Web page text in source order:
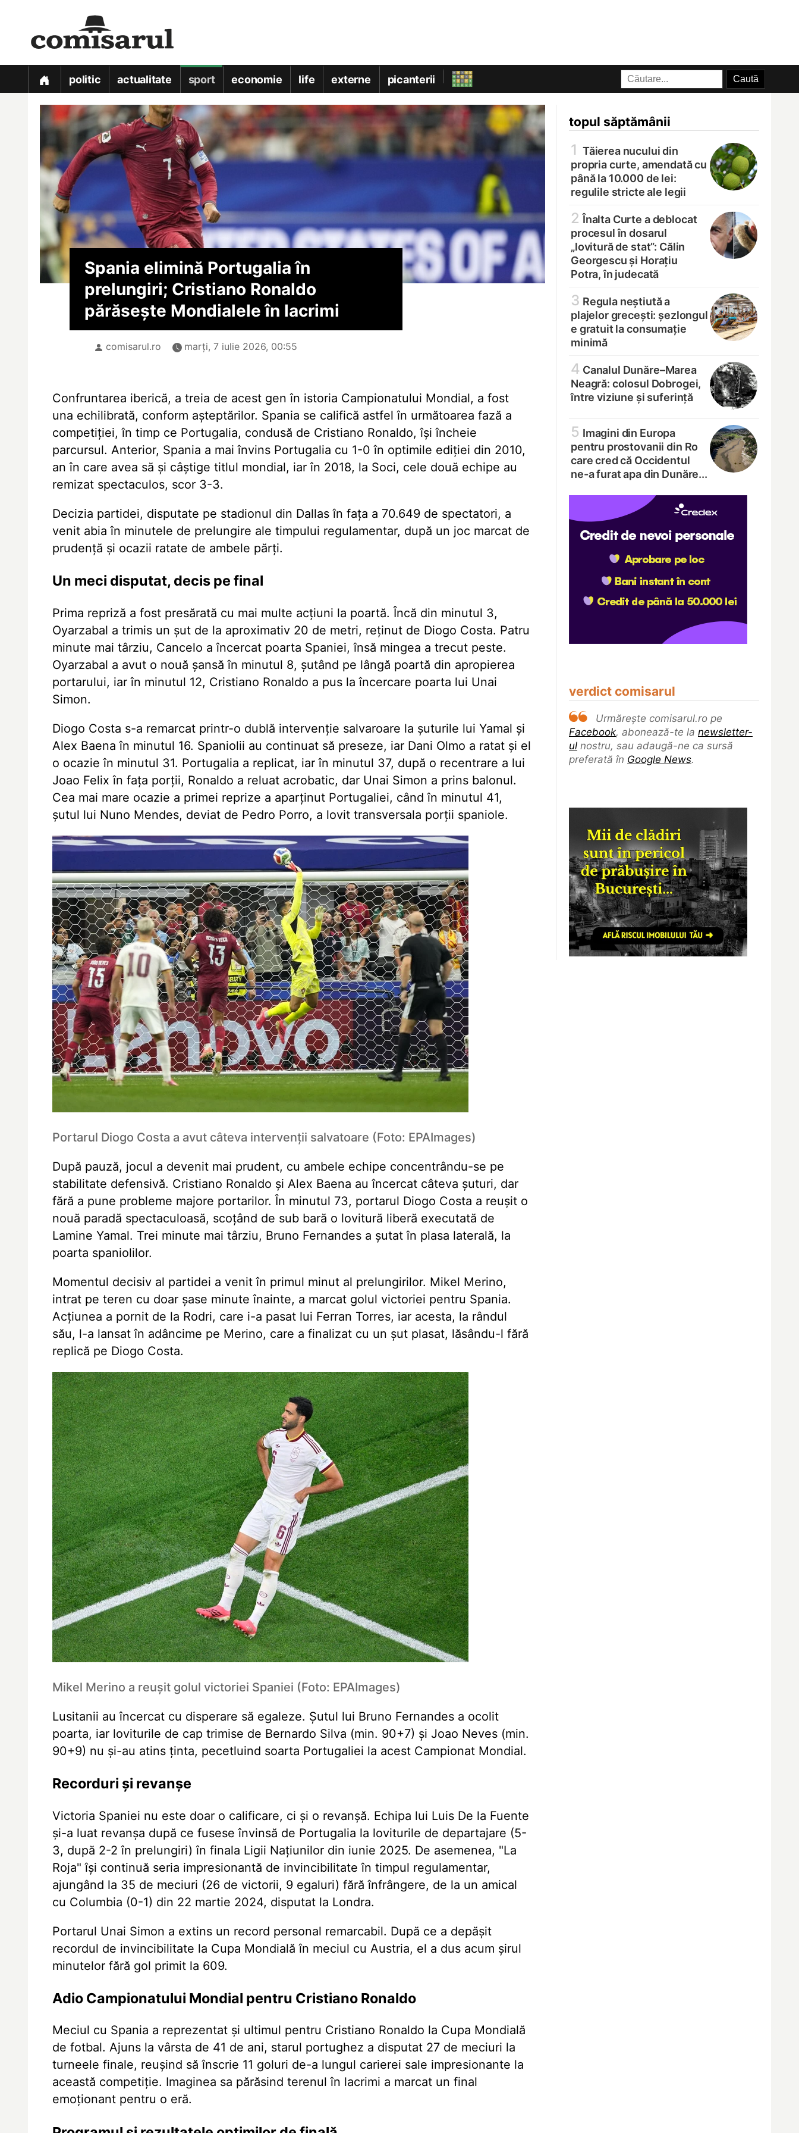
politic actualitate sport economie life externe picanterii
topul săptămânii
1 Tăierea nucului din
propria curte, amendată cu
până la 10.000 de lei:
regulile stricte ale legii
2 Înalta Curte a deblocat
procesul în dosarul
„lovitură de stat”: Călin
Georgescu și Horațiu
Potra, în judecată
3 Regula neștiută a
plajelor grecești: șezlongul
e gratuit la consumație
minimă
4 Canalul Dunăre–Marea
Neagră: colosul Dobrogei,
între viziune și suferință
5 Imagini din Europa
pentru prostovanii din Ro
care cred că Occidentul
ne-a furat apa din Dunăre...
verdict comisarul
Urmărește comisarul.ro pe
Facebook, abonează-te la newsletter-
ul nostru, sau adaugă-ne ca sursă
preferată în Google News.
Spania elimină Portugalia în
prelungiri; Cristiano Ronaldo
părăsește Mondialele în lacrimi
comisarul.ro marți, 7 iulie 2026, 00:55
Confruntarea iberică, a treia de acest gen în istoria Campionatului Mondial, a fost
una echilibrată, conform așteptărilor. Spania se califică astfel în următoarea fază a
competiției, în timp ce Portugalia, condusă de Cristiano Ronaldo, își încheie
parcursul. Anterior, Spania a mai învins Portugalia cu 1-0 în optimile ediției din 2010,
an în care avea să și câștige titlul mondial, iar în 2018, la Soci, cele două echipe au
remizat spectaculos, scor 3-3.
Decizia partidei, disputate pe stadionul din Dallas în fața a 70.649 de spectatori, a
venit abia în minutele de prelungire ale timpului regulamentar, după un joc marcat de
prudență și ocazii ratate de ambele părți.
Un meci disputat, decis pe final
Prima repriză a fost presărată cu mai multe acțiuni la poartă. Încă din minutul 3,
Oyarzabal a trimis un șut de la aproximativ 20 de metri, reținut de Diogo Costa. Patru
minute mai târziu, Cancelo a încercat poarta Spaniei, însă mingea a trecut peste.
Oyarzabal a avut o nouă șansă în minutul 8, șutând pe lângă poartă din apropierea
portarului, iar în minutul 12, Cristiano Ronaldo a pus la încercare poarta lui Unai
Simon.
Diogo Costa s-a remarcat printr-o dublă intervenție salvaroare la șuturile lui Yamal și
Alex Baena în minutul 16. Spaniolii au continuat să preseze, iar Dani Olmo a ratat și el
o ocazie în minutul 31. Portugalia a replicat, iar în minutul 37, după o recentrare a lui
Joao Felix în fața porții, Ronaldo a reluat acrobatic, dar Unai Simon a prins balonul.
Cea mai mare ocazie a primei reprize a aparținut Portugaliei, când în minutul 41,
șutul lui Nuno Mendes, deviat de Pedro Porro, a lovit transversala porții spaniole.
Portarul Diogo Costa a avut câteva intervenții salvatoare (Foto: EPAImages)
După pauză, jocul a devenit mai prudent, cu ambele echipe concentrându-se pe
stabilitate defensivă. Cristiano Ronaldo și Alex Baena au încercat câteva șuturi, dar
fără a pune probleme majore portarilor. În minutul 73, portarul Diogo Costa a reușit o
nouă paradă spectaculoasă, scoțând de sub bară o lovitură liberă executată de
Lamine Yamal. Trei minute mai târziu, Bruno Fernandes a șutat în plasa laterală, la
poarta spaniolilor.
Momentul decisiv al partidei a venit în primul minut al prelungirilor. Mikel Merino,
intrat pe teren cu doar șase minute înainte, a marcat golul victoriei pentru Spania.
Acțiunea a pornit de la Rodri, care i-a pasat lui Ferran Torres, iar acesta, la rândul
său, l-a lansat în adâncime pe Merino, care a finalizat cu un șut plasat, lăsându-l fără
replică pe Diogo Costa.
Mikel Merino a reușit golul victoriei Spaniei (Foto: EPAImages)
Lusitanii au încercat cu disperare să egaleze. Șutul lui Bruno Fernandes a ocolit
poarta, iar loviturile de cap trimise de Bernardo Silva (min. 90+7) și Joao Neves (min.
90+9) nu și-au atins ținta, pecetluind soarta Portugaliei la acest Campionat Mondial.
Recorduri și revanșe
Victoria Spaniei nu este doar o calificare, ci și o revanșă. Echipa lui Luis De la Fuente
și-a luat revanșa după ce fusese învinsă de Portugalia la loviturile de departajare (5-
3, după 2-2 în prelungiri) în finala Ligii Națiunilor din iunie 2025. De asemenea, "La
Roja" își continuă seria impresionantă de invincibilitate în timpul regulamentar,
ajungând la 35 de meciuri (26 de victorii, 9 egaluri) fără înfrângere, de la un amical
cu Columbia (0-1) din 22 martie 2024, disputat la Londra.
Portarul Unai Simon a extins un record personal remarcabil. După ce a depășit
recordul de invincibilitate la Cupa Mondială în meciul cu Austria, el a dus acum șirul
minutelor fără gol primit la 609.
Adio Campionatului Mondial pentru Cristiano Ronaldo
Meciul cu Spania a reprezentat și ultimul pentru Cristiano Ronaldo la Cupa Mondială
de fotbal. Ajuns la vârsta de 41 de ani, starul portughez a disputat 27 de meciuri la
turneele finale, reușind să înscrie 11 goluri de-a lungul carierei sale impresionante la
această competiție. Imaginea sa părăsind terenul în lacrimi a marcat un final
emoționant pentru o eră.